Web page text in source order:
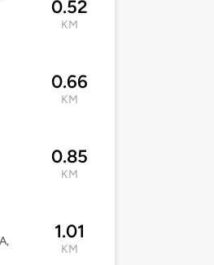
0.52
KM
0.66
KM
0.85
KM
1.01
KM